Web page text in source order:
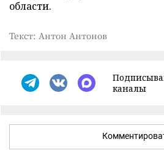
области.
Текст: Антон Антонов
каналы